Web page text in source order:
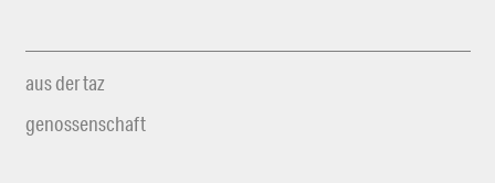
aus der taz
genossenschaft